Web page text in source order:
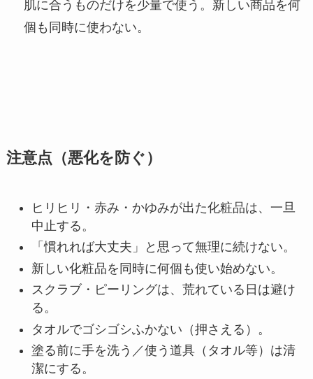
肌に合うものだけを少量で使う。新しい商品を何
個も同時に使わない。
注意点（悪化を防ぐ）
ヒリヒリ・赤み・かゆみが出た化粧品は、一旦
中止する。
「慣れれば大丈夫」と思って無理に続けない。
新しい化粧品を同時に何個も使い始めない。
スクラブ・ピーリングは、荒れている日は避け
る。
タオルでゴシゴシふかない（押さえる）。
塗る前に手を洗う／使う道具（タオル等）は清
潔にする。